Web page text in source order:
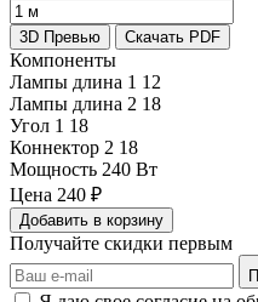
3D Превью Скачать PDF
Компоненты
Лампы длина 1 12
Лампы длина 2 18
Угол 1 18
Коннектор 2 18
Мощность 240 Вт
Цена 240 ₽
Добавить в корзину
Получайте скидки первым